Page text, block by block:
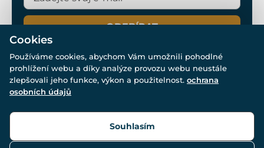
ODEBÍRAT
© Všechna práva vyhrazena. www.drakkaria.cz 2007-2026.
Cookies
Používáme cookies, abychom Vám umožnili pohodlné
prohlížení webu a díky analýze provozu webu neustále
zlepšovali jeho funkce, výkon a použitelnost. ochrana
osobních údajů
Souhlasím